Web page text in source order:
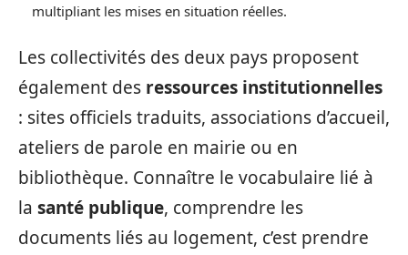
multipliant les mises en situation réelles.
Les collectivités des deux pays proposent
également des ressources institutionnelles
: sites officiels traduits, associations d’accueil,
ateliers de parole en mairie ou en
bibliothèque. Connaître le vocabulaire lié à
la santé publique, comprendre les
documents liés au logement, c’est prendre